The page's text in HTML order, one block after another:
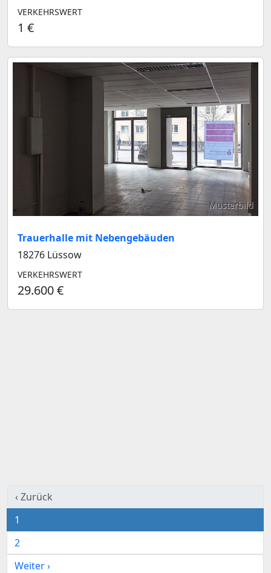
VERKEHRSWERT
1 €
Musterbild
Trauerhalle mit Nebengebäuden
18276 Lüssow
VERKEHRSWERT
29.600 €
‹ Zurück
1
2
Weiter ›